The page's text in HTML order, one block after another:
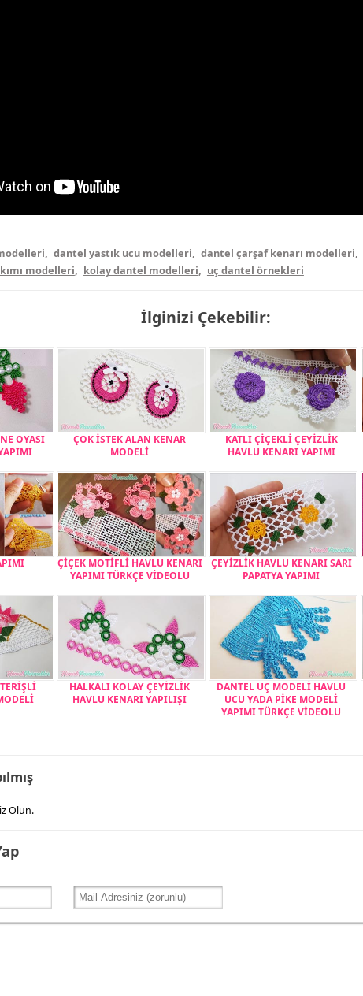
, dantel yastık ucu modelleri, dantel çarşaf kenarı modelleri,
modelleri, kolay dantel modelleri, uç dantel örnekleri
İlginizi Çekebilir:
OYASI
ÇOK İSTEK ALAN KENAR
MODELİ
KATLI ÇİÇEKLİ ÇEYİZLİK
HAVLU KENARI YAPIMI
ÇİÇEK MOTİFLİ HAVLU KENARI
YAPIMI TÜRKÇE VİDEOLU
ÇEYİZLİK HAVLU KENARI SARI
PAPATYA YAPIMI
HALKALI KOLAY ÇEYİZLİK
HAVLU KENARI YAPILIŞI
DANTEL UÇ MODELİ HAVLU
UCU YADA PİKE MODELİ
YAPIMI TÜRKÇE VİDEOLU
Olun.